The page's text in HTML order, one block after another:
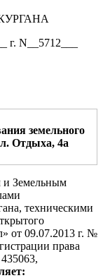
г. N__5712___
земельного
Отдыха, 4а
и Земельным
техническими
от 09.07.2013 г. №
права